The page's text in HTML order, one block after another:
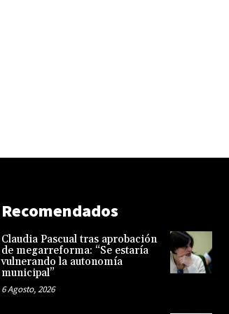
Recomendados
Claudia Pascual tras aprobación
de megarreforma: “Se estaría
vulnerando la autonomía
municipal”
6 Agosto, 2026